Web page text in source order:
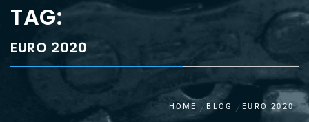
TAG:
EURO 2020
HOME BLOG EURO 2020